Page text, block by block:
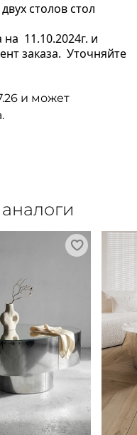
столов стол
11.10.2024г. и
заказа. Уточняйте
и может